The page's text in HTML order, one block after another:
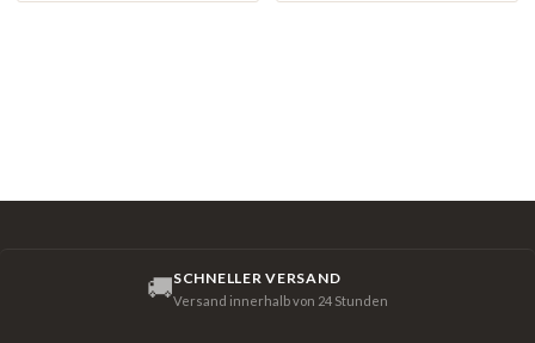
🚚SCHNELLER VERSAND
Versand innerhalb von 24 Stunden